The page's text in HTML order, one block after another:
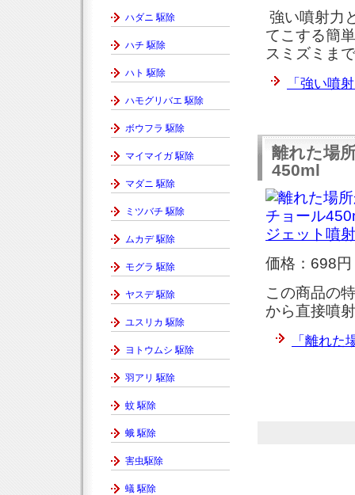
強い噴射力
てこする簡
スミズミま
「強い噴
離れた場
450ml
ジェット噴
価格：698円
この商品の
から直接噴
「離れ
ハダニ 駆除
ハチ 駆除
ハト 駆除
ハモグリバエ 駆除
ボウフラ 駆除
マイマイガ 駆除
マダニ 駆除
ミツバチ 駆除
ムカデ 駆除
モグラ 駆除
ヤスデ 駆除
ユスリカ 駆除
ヨトウムシ 駆除
羽アリ 駆除
蚊 駆除
蛾 駆除
害虫駆除
蟻 駆除